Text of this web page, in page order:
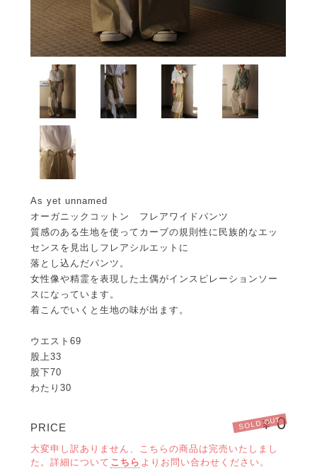
As yet unnamed
オーガニックコットン フレアワイドパンツ
質感のある生地を使ってカーブの規則性に民族的なエッ
センスを見出しフレアシルエットに
落とし込んだパンツ。
女性像や精霊を表現した土偶がインスピレーションソー
スになっています。
着こんでいくと生地の味が出ます。
ウエスト69
股上33
股下70
わたり30
PRICE ¥0
SOLD OUT
大変申し訳ありません、こちらの商品は完売いたしまし
た。詳細について こちら よりお問い合わせください。